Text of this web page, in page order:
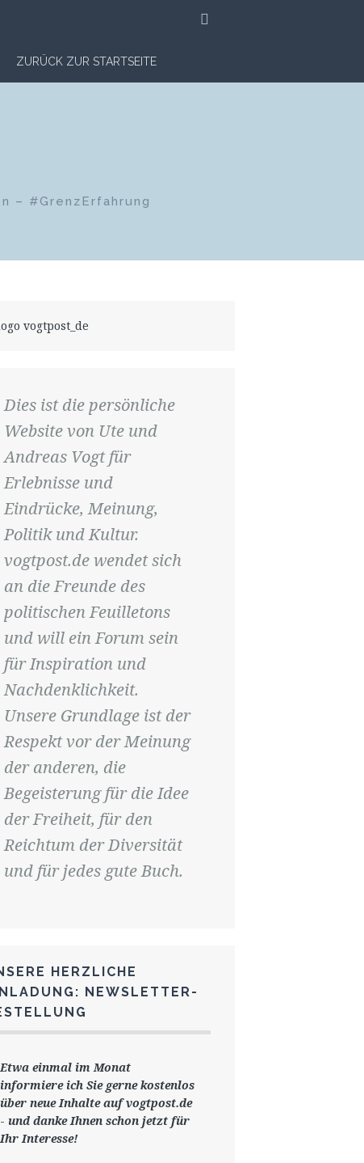
ZURÜCK ZUR STARTSEITE
– #GrenzErfahrung
Dies ist die persönliche
Website von Ute und
Andreas Vogt für
Erlebnisse und
Eindrücke, Meinung,
Politik und Kultur.
vogtpost.de wendet sich
an die Freunde des
politischen Feuilletons
und will ein Forum sein
für Inspiration und
Nachdenklichkeit.
Unsere Grundlage ist der
Respekt vor der Meinung
der anderen, die
Begeisterung für die Idee
der Freiheit, für den
Reichtum der Diversität
und für jedes gute Buch.
HERZLICHE
NEWSLETTER-
Etwa einmal im Monat
informiere ich Sie gernekostenlos
über neue Inhalte auf vogtpost.de
- und danke Ihnen schon jetzt für
Ihr Interesse!